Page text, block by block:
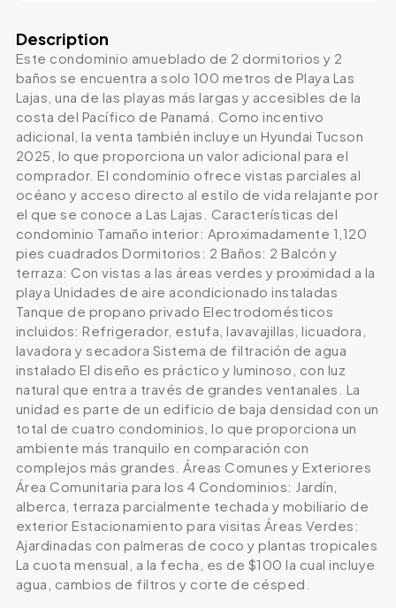
Description
Este condominio amueblado de 2 dormitorios y 2
baños se encuentra a solo 100 metros de Playa Las
Lajas, una de las playas más largas y accesibles de la
costa del Pacífico de Panamá. Como incentivo
adicional, la venta también incluye un Hyundai Tucson
2025, lo que proporciona un valor adicional para el
comprador. El condominio ofrece vistas parciales al
océano y acceso directo al estilo de vida relajante por
el que se conoce a Las Lajas. Características del
condominio Tamaño interior: Aproximadamente 1,120
pies cuadrados Dormitorios: 2 Baños: 2 Balcón y
terraza: Con vistas a las áreas verdes y proximidad a la
playa Unidades de aire acondicionado instaladas
Tanque de propano privado Electrodomésticos
incluidos: Refrigerador, estufa, lavavajillas, licuadora,
lavadora y secadora Sistema de filtración de agua
instalado El diseño es práctico y luminoso, con luz
natural que entra a través de grandes ventanales. La
unidad es parte de un edificio de baja densidad con un
total de cuatro condominios, lo que proporciona un
ambiente más tranquilo en comparación con
complejos más grandes. Áreas Comunes y Exteriores
Área Comunitaria para los 4 Condominios: Jardín,
alberca, terraza parcialmente techada y mobiliario de
exterior Estacionamiento para visitas Áreas Verdes:
Ajardinadas con palmeras de coco y plantas tropicales
La cuota mensual, a la fecha, es de $100 la cual incluye
agua, cambios de filtros y corte de césped.